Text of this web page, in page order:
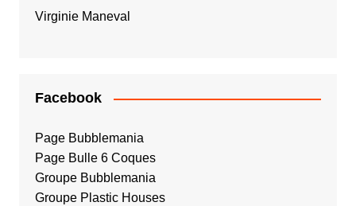
Virginie Maneval
Facebook
Page Bubblemania
Page Bulle 6 Coques
Groupe Bubblemania
Groupe Plastic Houses